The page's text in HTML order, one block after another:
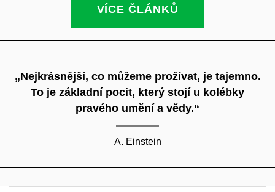
VÍCE ČLÁNKŮ
„Nejkrásnější, co můžeme prožívat, je tajemno.
To je základní pocit, který stojí u kolébky
pravého umění a vědy.“
A. Einstein